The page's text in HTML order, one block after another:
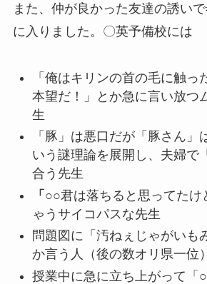
また、仲が良かった友達の誘い
に入りました。〇英予備校には
「俺はキリンの首の毛に触っ
本望だ！」とか急に言い放つ
生
「豚」は悪口だが「豚さん」
いう謎理論を展開し、夫婦で
合う先生
「 ○○君は落ちると思ってたけ
ゃうサイコパスな先生
問題図に「汚ねぇじゃがいも
か言う人（後の数オリ県一位）
授業中に急に立ち上がって「